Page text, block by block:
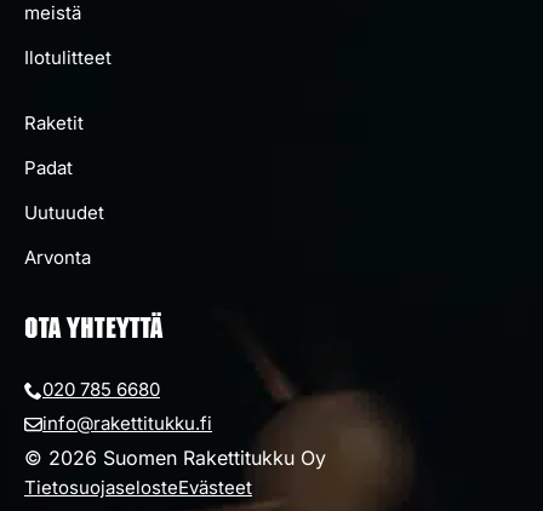
© 2026 Suomen Rakettitukku Oy
TietosuojaselosteEvästeet
meistä
Ilotulitteet
Raketit
Padat
Uutuudet
Arvonta
OTA YHTEYTTÄ
020 785 6680
info@rakettitukku.fi